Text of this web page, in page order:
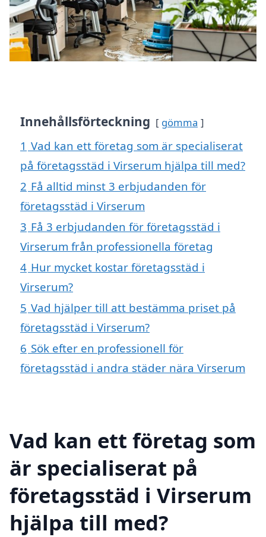
Innehållsförteckning gömma
1 Vad kan ett företag som är specialiserat
på företagsstäd i Virserum hjälpa till med?
2 Få alltid minst 3 erbjudanden för
företagsstäd i Virserum
3 Få 3 erbjudanden för företagsstäd i
Virserum från professionella företag
4 Hur mycket kostar företagsstäd i
Virserum?
5 Vad hjälper till att bestämma priset på
företagsstäd i Virserum?
6 Sök efter en professionell för
företagsstäd i andra städer nära Virserum
Vad kan ett företag som
är specialiserat på
företagsstäd i Virserum
hjälpa till med?